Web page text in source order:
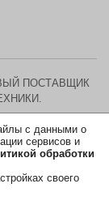
с данными о
сервисов и
обработки
своего
ПОСТАВЩИК
ДАННЫХ
ДАННЫХ